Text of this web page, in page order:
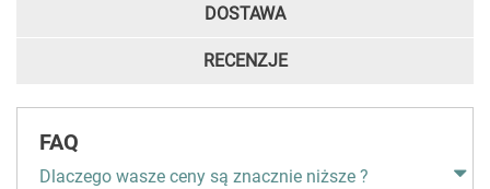
DOSTAWA
RECENZJE
FAQ
Dlaczego wasze ceny są znacznie niższe ?